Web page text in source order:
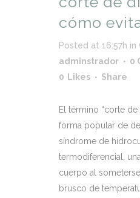
cómo
Posted at 16:57h in
adminstrador
0
0 Likes Share
El término “corte de
forma popular de
síndrome de
termodiferencial,
cuerpo al
brusco de